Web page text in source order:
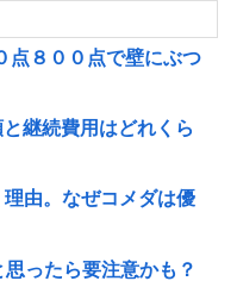
点８００点で壁にぶつ
継続費用はどれくら
由。なぜコメダは優
ったら要注意かも？